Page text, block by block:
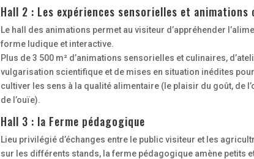
Hall 2 : Les expériences sensorielles et animations
Le hall des animations permet au visiteur d’appréhender
forme ludique et interactive.
Plus de 3 500 m² d’animations sensorielles et culinaires,
vulgarisation scientifique et de mises en situation inédites
cultiver les sens à la qualité alimentaire (le plaisir du goût, de
de l’ouïe).
Hall 3 : la Ferme pédagogique
Lieu privilégié d’échanges entre le public visiteur et les
sur les différents stands, la ferme pédagogique amène petits